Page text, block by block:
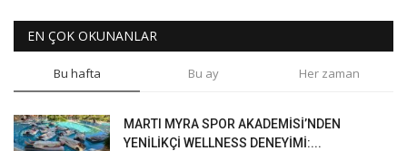
EN ÇOK OKUNANLAR
Bu hafta Bu ay Her zaman
MARTI MYRA SPOR AKADEMİSİ’NDEN
YENİLİKÇİ WELLNESS DENEYİMİ:...